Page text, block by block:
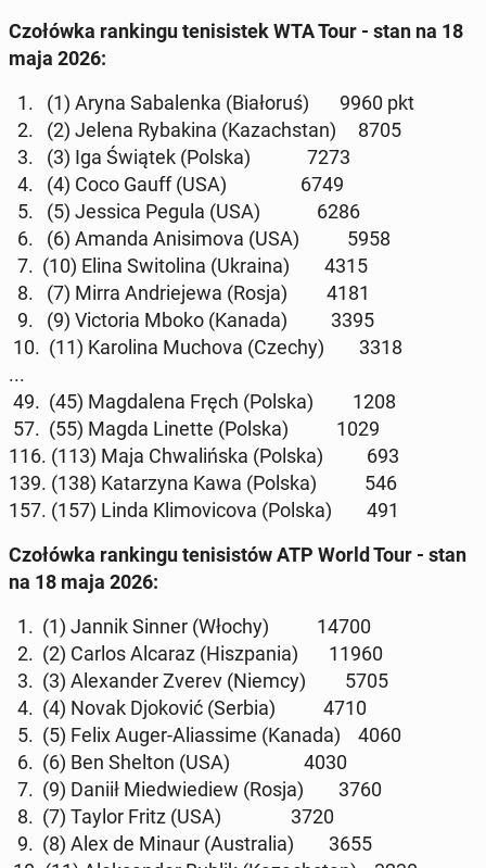
Czołówka rankingu teni­sis­tek WTA Tour - stan na 18
maja 2026:
1. (1) Aryna Sa­balen­ka (Bi­ałoruś) 9960 pkt
2. (2) Jelena Ry­bak­i­na (Kazach­stan) 8705
3. (3) Iga Świątek (Polska) 7273
4. (4) Coco Gauff (USA) 6749
5. (5) Jessica Pegula (USA) 6286
6. (6) Amanda Anisi­mo­va (USA) 5958
7. (10) Elina Switoli­na (Ukraina) 4315
8. (7) Mirra An­drieje­wa (Rosja) 4181
9. (9) Vic­to­ria Mboko (Kanada) 3395
10. (11) Karoli­na Muchova (Czechy) 3318
...
49. (45) Mag­dale­na Fręch (Polska) 1208
57. (55) Magda Linette (Polska) 1029
116. (113) Maja Chwal­ińs­ka (Polska) 693
139. (138) Katarzy­na Kawa (Polska) 546
157. (157) Linda Klimovi­co­va (Polska) 491
Czołówka rankingu teni­sistów ATP World Tour - stan
na 18 maja 2026:
1. (1) Jannik Sinner (Włochy) 14700
2. (2) Carlos Alcaraz (Hisz­pa­nia) 11960
3. (3) Alexan­der Zverev (Niemcy) 5705
4. (4) Novak Djoković (Serbia) 4710
5. (5) Felix Auger-Alias­sime (Kanada) 4060
6. (6) Ben Shelton (USA) 4030
7. (9) Daniił Mied­wiediew (Rosja) 3760
8. (7) Taylor Fritz (USA) 3720
9. (8) Alex de Minaur (Aus­tralia) 3655